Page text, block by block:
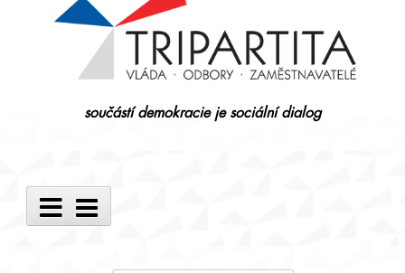
součástí demokracie je sociální dialog
Main
Menu